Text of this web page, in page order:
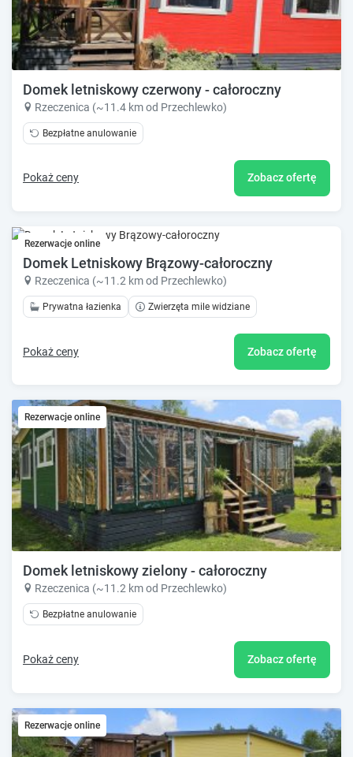
Domek letniskowy czerwony - całoroczny
Rzeczenica (~11.4 km od Przechlewko)
Bezpłatne anulowanie
Pokaż ceny Zobacz ofertę
Rezerwacje online
Domek Letniskowy Brązowy-całoroczny
Rzeczenica (~11.2 km od Przechlewko)
Prywatna łazienka Zwierzęta mile widziane
Pokaż ceny Zobacz ofertę
Rezerwacje online
Domek letniskowy zielony - całoroczny
Rzeczenica (~11.2 km od Przechlewko)
Bezpłatne anulowanie
Pokaż ceny Zobacz ofertę
Rezerwacje online